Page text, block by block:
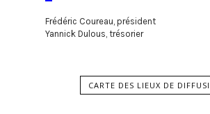
Frédéric Coureau, président
Yannick Dulous, trésorier
CARTE DES LIEUX DE